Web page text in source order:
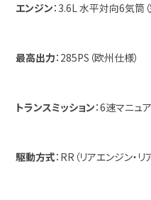
エンジン：3.6L 水平対向6気筒（
最高出力：285PS（欧州仕様）
トランスミッション：6速マニュ
駆動方式：RR（リアエンジン・リ